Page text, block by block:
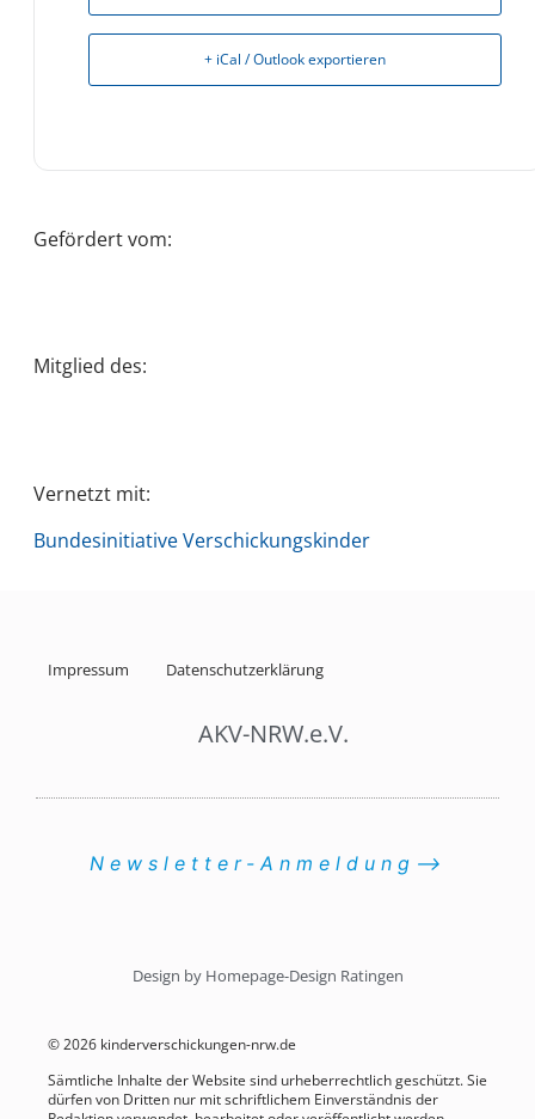
+ iCal / Outlook exportieren
Gefördert vom:
Mitglied des:
Vernetzt mit:
Bundesinitiative Verschickungskinder
Impressum Datenschutzerklärung
AKV-NRW.e.V.
Newsletter-Anmeldung⟶
Design by Homepage-Design Ratingen
© 2026 kinderverschickungen-nrw.de
Sämtliche Inhalte der Website sind urheberrechtlich geschützt. Sie
dürfen von Dritten nur mit schriftlichem Einverständnis der